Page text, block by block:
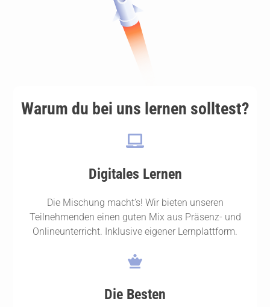
Warum du bei uns lernen solltest?
Digitales Lernen
Die Mischung macht’s! Wir bieten unseren
Teilnehmenden einen guten Mix aus Präsenz- und
Onlineunterricht. Inklusive eigener Lernplattform.
Die Besten